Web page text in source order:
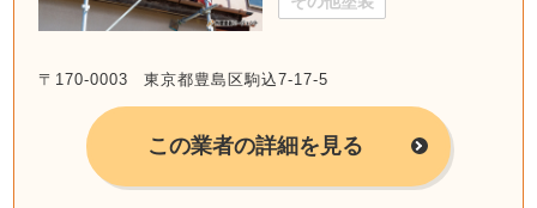
〒170-0003 東京都豊島区駒込7-17-5
この業者の詳細を見る